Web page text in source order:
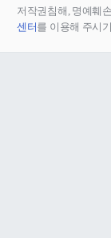
저작권침해, 명예훼
센터를 이용해 주시